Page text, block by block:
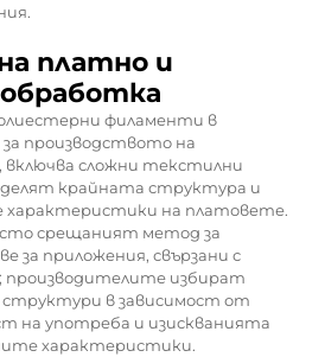
платно и
филаменти в
производството на
сложни текстилни
крайната структура и
характеристики на платовете.
срещаният метод за
за приложения, свързани с
производителите избират
в зависимост от
на употреба и изискванията
характеристики.